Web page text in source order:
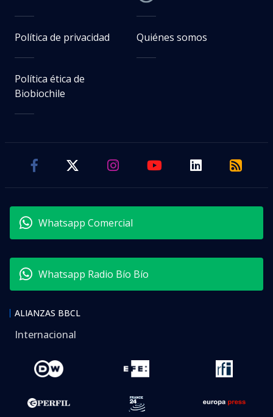
Política de privacidad Quiénes somos
Política ética de
Biobiochile
Whatsapp Comercial
Whatsapp Radio Bío Bío
ALIANZAS BBCL
Internacional